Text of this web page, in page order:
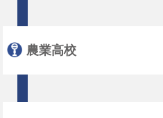
農業高校